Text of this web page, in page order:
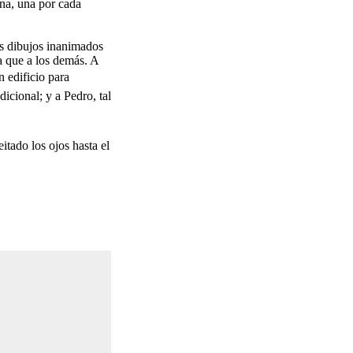
una por cada
dibujos inanimados
a los demás. A
edificio para
y a Pedro, tal
los ojos hasta el